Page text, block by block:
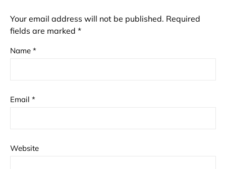
Your email address will not be published. Required
fields are marked *
Name *
Email *
Website